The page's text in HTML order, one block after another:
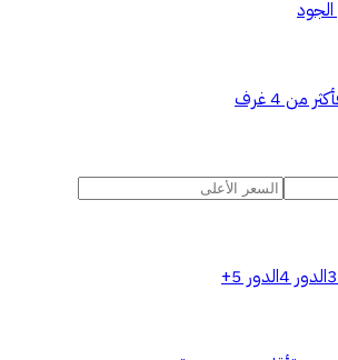
أكثر من 4 غرف
الدور 4 الدور 5+